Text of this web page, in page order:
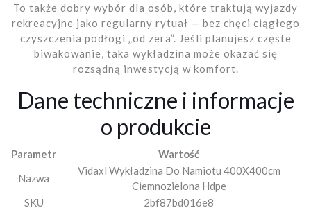
To także dobry wybór dla osób, które traktują wyjazdy
rekreacyjne jako regularny rytuał — bez chęci ciągłego
czyszczenia podłogi „od zera”. Jeśli planujesz częste
biwakowanie, taka wykładzina może okazać się
rozsądną inwestycją w komfort.
Dane techniczne i informacje
o produkcie
Parametr
Wartość
Nazwa
Vidaxl Wykładzina Do Namiotu 400X400cm
Ciemnozielona Hdpe
SKU
2bf87bd016e8